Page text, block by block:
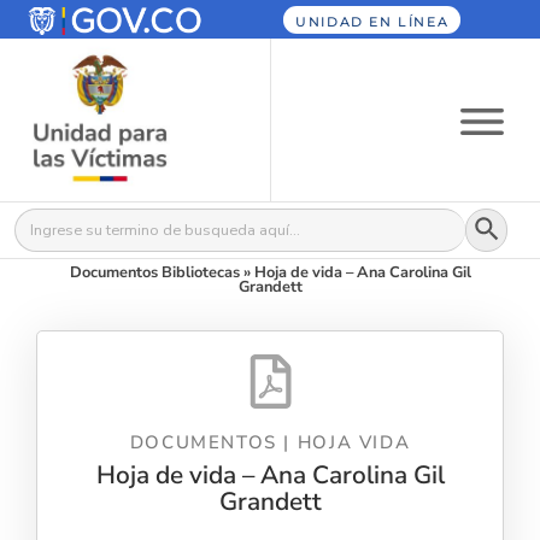
UNIDAD EN LÍNEA
Buscar: Botón
Documentos Bibliotecas» Hoja de vida – Ana Carolina Gil
Grandett
DOCUMENTOS | HOJA VIDA
Hoja de vida – Ana Carolina Gil
Grandett